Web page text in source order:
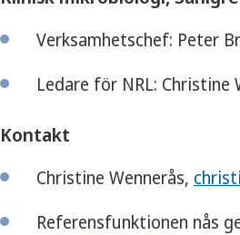
Verksamhetschef: Peter
Ledare för NRL: Christine
Kontakt
Christine Wennerås,
Referensfunktionen nås